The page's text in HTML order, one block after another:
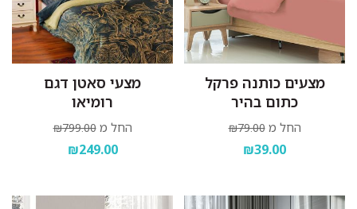
מצעים כותנה פרקל
כתום בהיר
החל מ ₪79.00
₪39.00
מצעי סאטן דגם
רומיאו
החל מ ₪799.00
₪249.00